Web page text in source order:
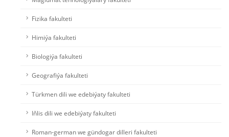
Fizika fakulteti
Himiýa fakulteti
Biologiýa fakulteti
Geografiýa fakulteti
Türkmen dili we edebiýaty fakulteti
Iňlis dili we edebiýaty fakulteti
Roman-german we gündogar dilleri fakulteti